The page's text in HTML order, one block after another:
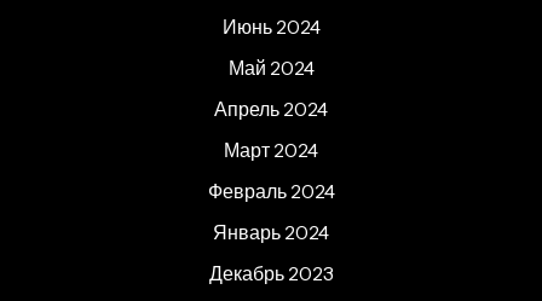
Июнь 2024
Май 2024
Апрель 2024
Март 2024
Февраль 2024
Январь 2024
Декабрь 2023